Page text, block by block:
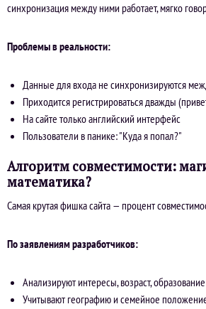
синхронизация между ними работает, мягко
Проблемы в реальности:
Данные для входа не синхронизируются
Приходится регистрироваться дважды
На сайте только английский интерфейс
Пользователи в панике: "Куда я попал?"
Алгоритм совместимости:
математика?
Самая крутая фишка сайта — процент
По заявлениям разработчиков:
Анализируют интересы, возраст, образование
Учитывают географию и семейное